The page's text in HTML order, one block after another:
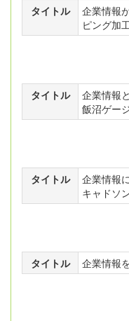
タイトル
企業情報
ピング加
タイトル
企業情報
飯沼ゲー
タイトル
企業情報
キャドソン
タイトル 企業情報